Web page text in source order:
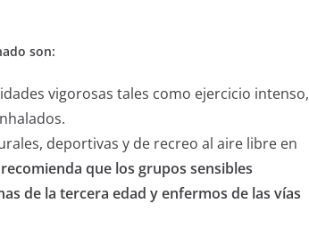
son:
vigorosas tales como ejercicio intenso,
deportivas y de recreo al aire libre en
que los grupos sensibles
de la tercera edad y enfermos de las vías